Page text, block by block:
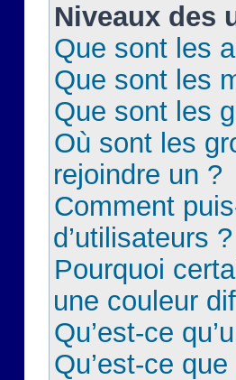
Niveaux des
Que sont les
Que sont les
Que sont les
Où sont les
rejoindre un ?
Comment
d’utilisateurs ?
Pourquoi
une couleur
Qu’est-ce
Qu’est-ce